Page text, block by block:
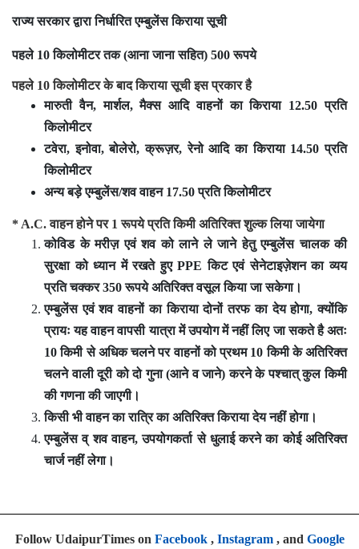
राज्य सरकार द्वारा निर्धारित एम्बुलेंस किराया सूची
पहले 10 किलोमीटर तक (आना जाना सहित) 500 रूपये
पहले 10 किलोमीटर के बाद किराया सूची इस प्रकार है
मारुती वैन, मार्शल, मैक्स आदि वाहनों का किराया 12.50 प्रति
किलोमीटर
टवेरा, इनोवा, बोलेरो, क्रूज़र, रेनो आदि का किराया 14.50 प्रति
किलोमीटर
अन्य बड़े एम्बुलेंस/शव वाहन 17.50 प्रति किलोमीटर
* A.C. वाहन होने पर 1 रूपये प्रति किमी अतिरिक्त शुल्क लिया जायेगा
कोविड के मरीज़ एवं शव को लाने ले जाने हेतु एम्बुलेंस चालक की
सुरक्षा को ध्यान में रखते हुए PPE किट एवं सेनेटाइज़ेशन का व्यय
प्रति चक्कर 350 रूपये अतिरिक्त वसूल किया जा सकेगा।
एम्बुलेंस एवं शव वाहनों का किराया दोनों तरफ का देय होगा, क्योंकि
प्रायः यह वाहन वापसी यात्रा में उपयोग में नहीं लिए जा सकते है अतः
10 किमी से अधिक चलने पर वाहनों को प्रथम 10 किमी के अतिरिक्त
चलने वाली दूरी को दो गुना (आने व जाने) करने के पश्चात् कुल किमी
की गणना की जाएगी।
किसी भी वाहन का रात्रि का अतिरिक्त किराया देय नहीं होगा।
एम्बुलेंस व् शव वाहन, उपयोगकर्ता से धुलाई करने का कोई अतिरिक्त
चार्ज नहीं लेगा।
Follow UdaipurTimes on Facebook, Instagram, and Google